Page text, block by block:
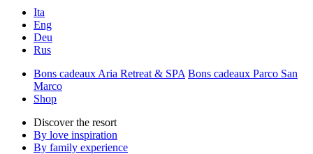
Ita
Eng
Deu
Rus
Bons cadeaux Aria Retreat & SPA Bons cadeaux Parco San
Marco
Shop
Discover the resort
By love inspiration
By family experience